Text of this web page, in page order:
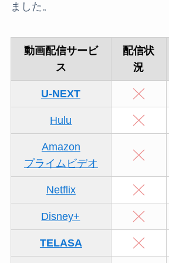
ました。
動画配信サービ
ス
配信状
況
U-NEXT
Hulu
Amazon
プライムビデオ
Netflix
Disney+
TELASA